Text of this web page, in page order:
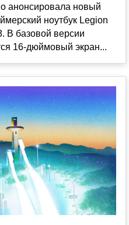
анонсировала новый
ноутбук Legion
В базовой версии
16-дюймовый экран...